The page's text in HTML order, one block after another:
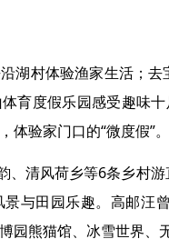
湖村体验渔家生活；
育度假乐园感受趣味
验家门口的“微度假”。
、清风荷乡等6条乡村
与田园乐趣。高邮汪
园熊猫馆、冰雪世界、